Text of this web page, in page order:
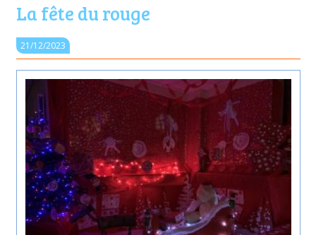
La fête du rouge
21/12/2023